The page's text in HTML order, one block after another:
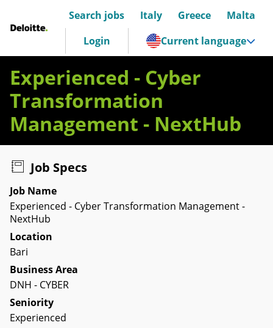
Deloitte Italia
Search jobs Italy Greece
Malta
Login
Current language
Experienced - Cyber
Transformation
Management - NextHub
Job Specs
Job Name
Experienced - Cyber Transformation Management -
NextHub
Location
Bari
Business Area
DNH - CYBER
Seniority
Experienced